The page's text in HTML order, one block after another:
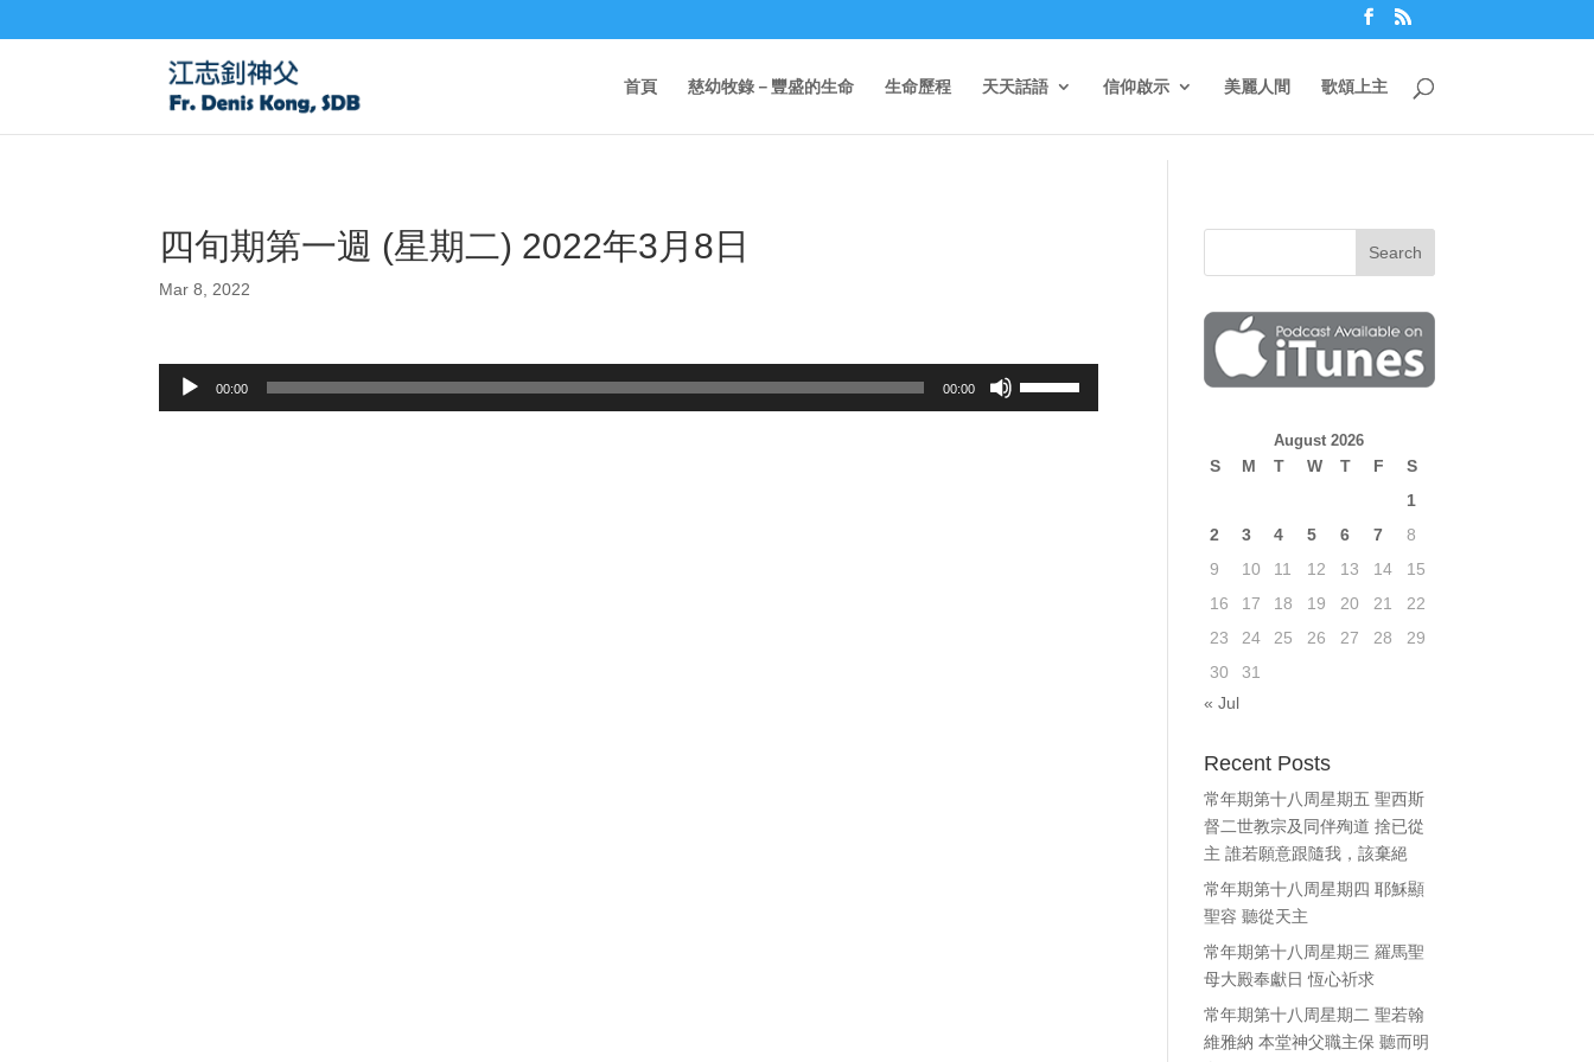
首頁 慈幼牧錄－豐盛的生命 生命歷程 天天話語 信仰啟示 美麗人間 歌頌上主
四旬期第一週 (星期二) 2022年3月8日
Mar 8, 2022
Audio
00:00 00:00
August 2026
S M T W T F
S
1
2
3 4 5 6 7
8
9
10 11 12 13 14
15
16
17 18 19 20 21
22
23
24 25 26 27 28
29
30
31
« Jul
Recent Posts
常年期第十八周星期五 聖西斯
督二世教宗及同伴殉道 捨已從
主 誰若願意跟隨我，該棄絕
常年期第十八周星期四 耶穌顯
聖容 聽從天主
常年期第十八周星期三 羅馬聖
母大殿奉獻日 恆心祈求
常年期第十八周星期二 聖若翰
維雅納 本堂神父職主保 聽而明